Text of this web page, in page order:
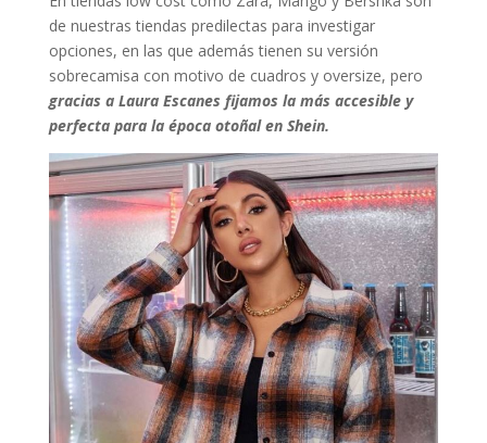
de nuestras tiendas predilectas para investigar
opciones, en las que además tienen su versión
sobrecamisa con motivo de cuadros y oversize, pero
gracias a Laura Escanes fijamos la más accesible y
perfecta para la época otoñal en Shein.